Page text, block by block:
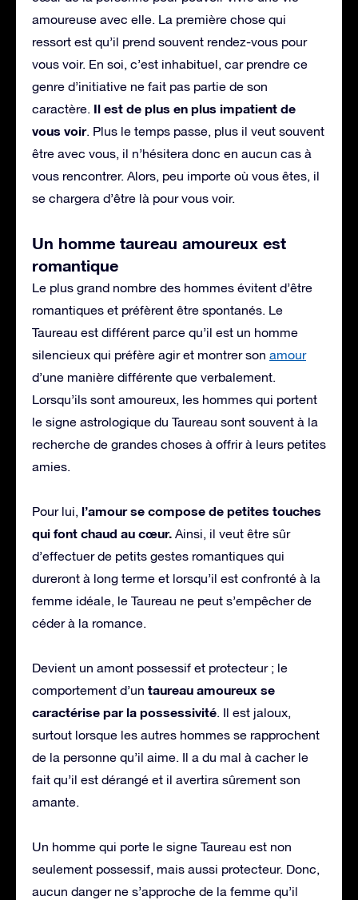
amoureuse avec elle. La première chose qui
ressort est qu’il prend souvent rendez-vous pour
vous voir. En soi, c’est inhabituel, car prendre ce
genre d’initiative ne fait pas partie de son
caractère. Il est de plus en plus impatient de
vous voir. Plus le temps passe, plus il veut souvent
être avec vous, il n’hésitera donc en aucun cas à
vous rencontrer. Alors, peu importe où vous êtes, il
se chargera d’être là pour vous voir.
Un homme taureau amoureux est
romantique
Le plus grand nombre des hommes évitent d’être
romantiques et préfèrent être spontanés. Le
Taureau est différent parce qu’il est un homme
silencieux qui préfère agir et montrer son amour
d’une manière différente que verbalement.
Lorsqu’ils sont amoureux, les hommes qui portent
le signe astrologique du Taureau sont souvent à la
recherche de grandes choses à offrir à leurs petites
amies.
Pour lui, l’amour se compose de petites touches
qui font chaud au cœur. Ainsi, il veut être sûr
d’effectuer de petits gestes romantiques qui
dureront à long terme et lorsqu’il est confronté à la
femme idéale, le Taureau ne peut s’empêcher de
céder à la romance.
Devient un amont possessif et protecteur ; le
comportement d’un taureau amoureux se
caractérise par la possessivité. Il est jaloux,
surtout lorsque les autres hommes se rapprochent
de la personne qu’il aime. Il a du mal à cacher le
fait qu’il est dérangé et il avertira sûrement son
amante.
Un homme qui porte le signe Taureau est non
seulement possessif, mais aussi protecteur. Donc,
aucun danger ne s’approche de la femme qu’il